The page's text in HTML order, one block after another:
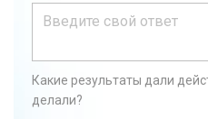
Какие результаты дали
делали?